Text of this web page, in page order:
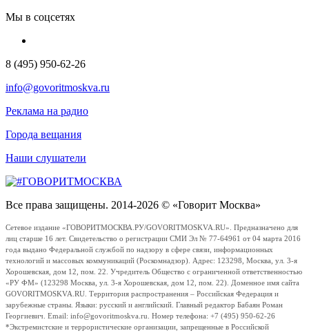
Мы в соцсетях
8 (495) 950-62-26
info@govoritmoskva.ru
Реклама на радио
Города вещания
Наши слушатели
Все права защищены. 2014-2026 © «Говорит Москва»
Сетевое издание «ГОВОРИТМОСКВА.РУ/GOVORITMOSKVA.RU». Предназначено для
лиц старше 16 лет. Свидетельство о регистрации СМИ Эл № 77-64961 от 04 марта 2016
года выдано Федеральной службой по надзору в сфере связи, информационных
технологий и массовых коммуникаций (Роскомнадзор). Адрес: 123298, Москва, ул. 3-я
Хорошевская, дом 12, пом. 22. Учредитель Общество с ограниченной ответственностью
«РУ ФМ» (123298 Москва, ул. 3-я Хорошевская, дом 12, пом. 22). Доменное имя сайта
GOVORITMOSKVA.RU. Территория распространения – Российская Федерация и
зарубежные страны. Языки: русский и английский. Главный редактор Бабаян Роман
Георгиевич. Email: info@govoritmoskva.ru. Номер телефона: +7 (495) 950-62-26
*Экстремистские и террористические организации, запрещенные в Российской